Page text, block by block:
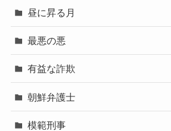
昼に昇る月
最悪の悪
有益な詐欺
朝鮮弁護士
模範刑事